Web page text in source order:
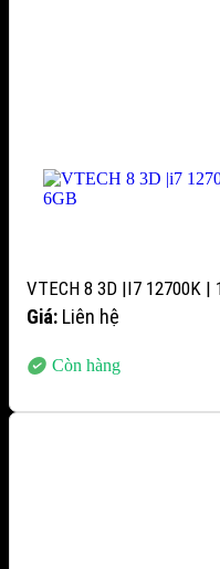
VTECH 8 3D |I7 12700K |
Giá: Liên hệ
Còn hàng